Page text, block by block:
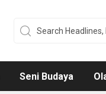
Seni Budaya